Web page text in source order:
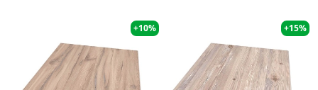
+10% +15%